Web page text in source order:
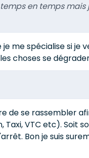
en temps
me spécialise si je
choses se
de se rassembler
VTC etc). Soit
Bon je suis